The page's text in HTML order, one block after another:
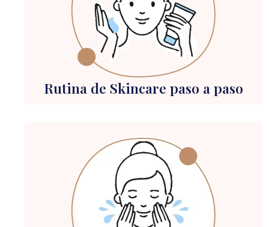
Rutina de Skincare paso a paso